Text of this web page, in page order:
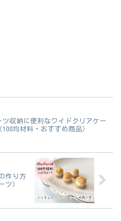
ツ収納に便利なワイドクリアケー
100均材料・おすすめ商品）
作り方
ツ）